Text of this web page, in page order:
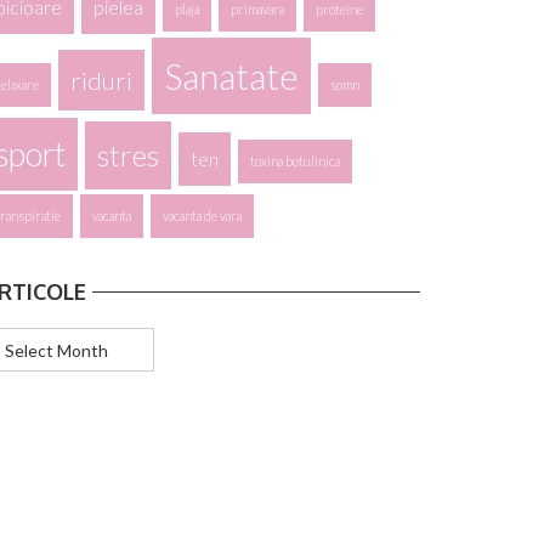
pielea plaja primavara proteine
riduri Sanatate somn
stres ten toxina botulinica
vacanta vacanta de vara